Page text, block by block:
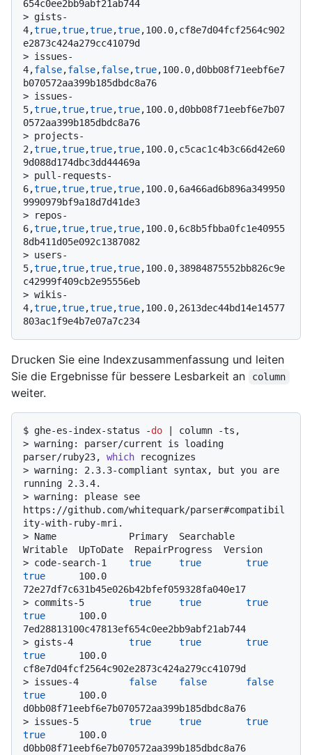
654c0ee2bb9abf21ab744
> gists-
4,true,true,true,true,100.0,cf8e7d04fcf2564c902
e2873c424a279cc41079d
> issues-
4,false,false,false,true,100.0,d0bb08f71eebf6e7
b070572aa399b185dbdc8a76
> issues-
5,true,true,true,true,100.0,d0bb08f71eebf6e7b07
0572aa399b185dbdc8a76
> projects-
2,true,true,true,true,100.0,c5cac1c4b3c66d42e60
9d088d174dbc3dd44469a
> pull-requests-
6,true,true,true,true,100.0,6a466ad6b896a349950
9990979bf9a18d7d41de3
>
repos-
6,true,true,true,true,100.0,6c8b5fbba0fc1e40955
8db411d05e092c1387082
> users-
5,true,true,true,true,100.0,38984875552bb826c9e
c42999f409cb2e95556eb
> wikis-
4,true,true,true,true,100.0,2613dec44bd14e14577
803ac1f9e4b7e07a7c234
Drucken Sie eine Indexzusammenfassung und leiten
Sie die Ergebnisse für bessere Lesbarkeit an
column
weiter.
$ ghe-es-index-status -do | column -ts,
> warning: parser/current is loading
parser/ruby23, which recognizes
> warning: 2.3.3-compliant syntax, but you are
running 2.3.4.
> warning: please see
https://github.com/whitequark/parser#compatibil
ity-with-ruby-mri.
> Name             Primary  Searchable
Writable  UpToDate  RepairProgress  Version
> code-search-1 true true
true
true
      100.0
72e27df7c631b45e026b42bfef059328fa040e17
> commits-5 true true
true
true
      100.0
7ed28813100c47813ef654c0ee2bb9abf21ab744
> gists-4 true true
true
true
      100.0
cf8e7d04fcf2564c902e2873c424a279cc41079d
> issues-4 false false
false
true
      100.0
d0bb08f71eebf6e7b070572aa399b185dbdc8a76
> issues-5 true true
true
true
      100.0
d0bb08f71eebf6e7b070572aa399b185dbdc8a76